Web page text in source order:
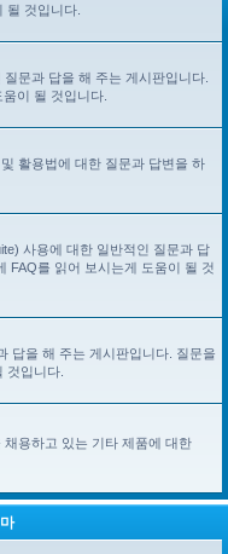
될 것입니다.
문과 답을 해 주는 게시판입니다.
이 될 것입니다.
활용법에 대한 질문과 답변을 하
사용에 대한 일반적인 질문과 답
FAQ를 읽어 보시는게 도움이 될 것
답을 해 주는 게시판입니다. 질문을
것입니다.
용하고 있는 기타 제품에 대한